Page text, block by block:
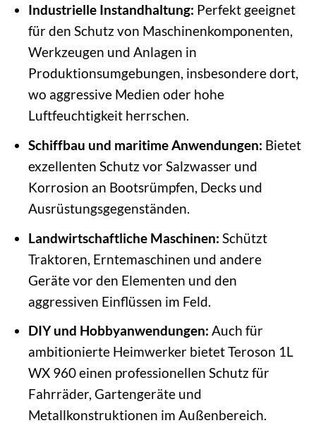
Industrielle Instandhaltung: Perfekt geeignet
für den Schutz von Maschinenkomponenten,
Werkzeugen und Anlagen in
Produktionsumgebungen, insbesondere dort,
wo aggressive Medien oder hohe
Luftfeuchtigkeit herrschen.
Schiffbau und maritime Anwendungen: Bietet
exzellenten Schutz vor Salzwasser und
Korrosion an Bootsrümpfen, Decks und
Ausrüstungsgegenständen.
Landwirtschaftliche Maschinen: Schützt
Traktoren, Erntemaschinen und andere
Geräte vor den Elementen und den
aggressiven Einflüssen im Feld.
DIY und Hobbyanwendungen: Auch für
ambitionierte Heimwerker bietet Teroson 1L
WX 960 einen professionellen Schutz für
Fahrräder, Gartengeräte und
Metallkonstruktionen im Außenbereich.